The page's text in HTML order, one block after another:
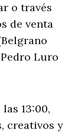
o través
de venta
Pedro Luro
13:00,
creativos y